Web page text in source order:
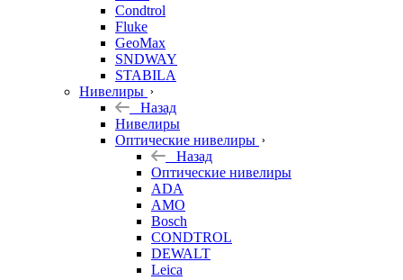
Condtrol
Fluke
GeoMax
SNDWAY
STABILA
Нивелиры
Назад
Нивелиры
Оптические нивелиры
Назад
Оптические нивелиры
ADA
AMO
Bosch
CONDTROL
DEWALT
Leica